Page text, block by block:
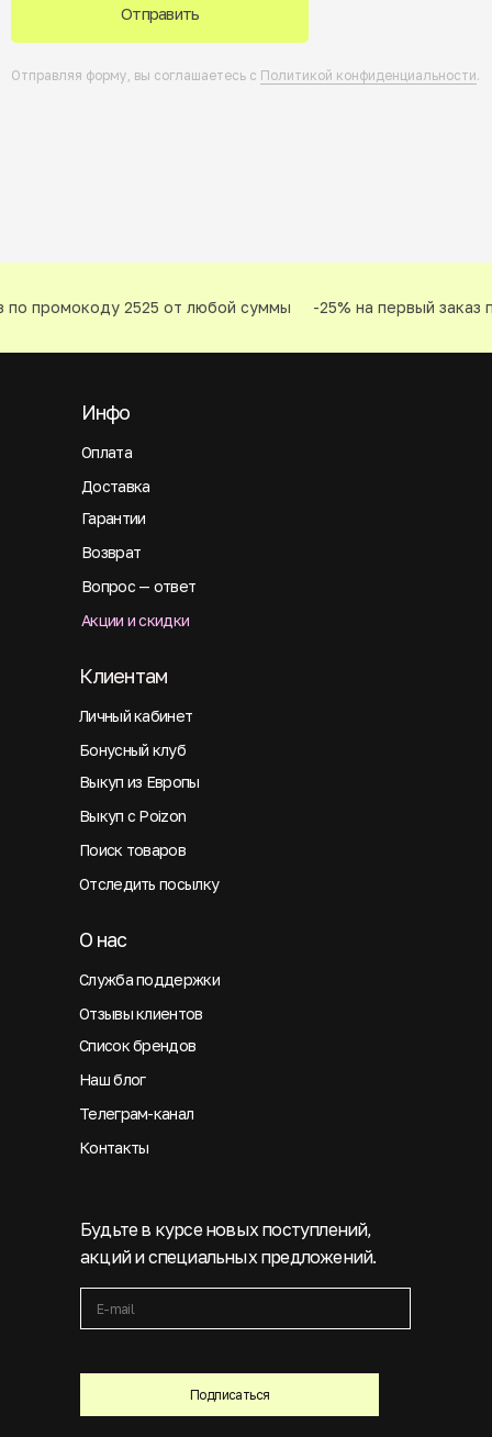
Отправить
Отправляя форму, вы соглашаетесь с Политикой конфиденциальности.
промокоду 2525 от любой суммы -25% на первый заказ
Оплата
Инфо
Подписаться
Будьте в курсе новых поступлений,
акций и специальных предложений.
Доставка
Гарантии
Возврат
Вопрос — ответ
Акции и скидки
Личный кабинет
Клиентам
Бонусный клуб
Выкуп из Европы
Выкуп с Poizon
Поиск товаров
Отследить посылку
Служба поддержки
О нас
Отзывы клиентов
Список брендов
Наш блог
Телеграм-канал
Контакты